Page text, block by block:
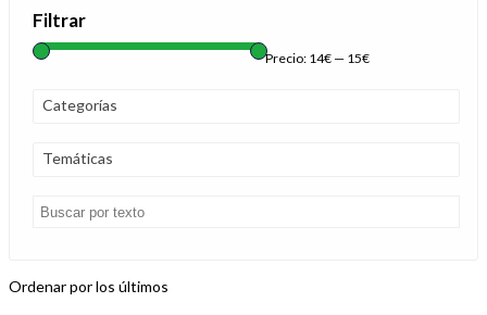
Filtrar
Precio: 14€ — 15€
Categorías
Temáticas
Ordenar por los últimos